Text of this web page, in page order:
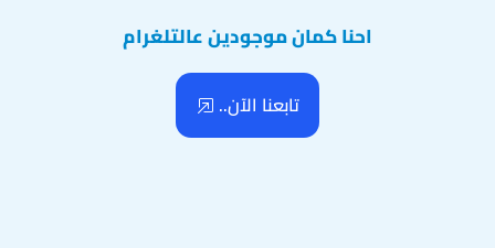
احنا كمان موجودين عالتلغرام
تابعنا الآن..